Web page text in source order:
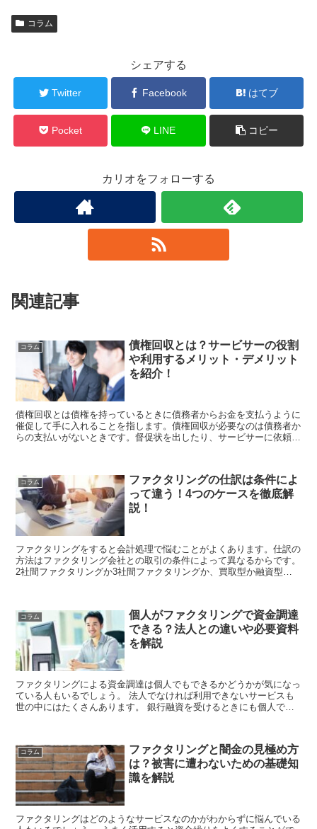
コラム
シェアする
Twitter Facebook はてブ
Pocket LINE コピー
カリオをフォローする
関連記事
コラム
債権回収とは？サービサーの役割
や利用するメリット・デメリット
を紹介！
債権回収とは債権を持っているときに債務者からお金を支払うように
催促して手に入れることを指します。債権回収が必要なのは債務者か
らの支払いがないときです。督促状を出したり、サービサーに依頼し
コラム
ファクタリングの仕訳は条件によ
って違う！4つのケースを徹底解
説！
ファクタリングをすると会計処理で悩むことがよくあります。仕訳の
方法はファクタリング会社との取引の条件によって異なるからです。
2社間ファクタリングか3社間ファクタリングか、買取型か融資型か
コラム
個人がファクタリングで資金調達
できる？法人との違いや必要資料
を解説
ファクタリングによる資金調達は個人でもできるかどうかが気になっ
ている人もいるでしょう。 法人でなければ利用できないサービスも
世の中にはたくさんあります。 銀行融資を受けるときにも個人では
コラム
ファクタリングと闇金の見極め方
は？被害に遭わないための基礎知
識を解説
ファクタリングはどのようなサービスなのかがわからずに悩んでいる